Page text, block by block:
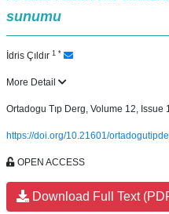
sunumu
İdris Çıldır 1 *
More Detail
Ortadogu Tıp Derg, Volume 12, Issue
https://doi.org/10.21601/
OPEN ACCESS
Download Full Text